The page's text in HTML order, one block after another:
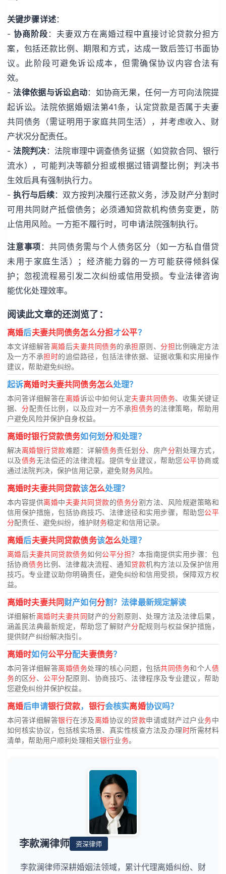
关键步骤详述：
-协商阶段 ：夫妻双方在离婚过程中直接讨论贷款分担方
案，包括还款比例、期限和方式，达成一致后签订书面协
议。此阶段可避免诉讼成本，但需确保协议内容合法有
效。
-法律依据与诉讼启动：如协商无果，任何一方可向法院提
起诉讼。法院依据婚姻法第41条，认定贷款是否属于夫妻
共同债务（需证明用于家庭共同生活），并考虑收入、财
产状况分配责任。
-法院判决 ：法院审理中调查债务证据（如贷款合同、银行
流水），可能判决等额分担或根据过错调整比例；判决书
生效后具有强制执行力。
-执行与后续：双方按判决履行还款义务，涉及财产分割时
可用共同财产抵偿债务；必须通知贷款机构债务变更，防
止信用风险。一方拒不履行时，可申请法院强制执行。
注意事项 ：共同债务需与个人债务区分（如一方私自借贷
未用于家庭生活）；经济能力弱的一方可能获得倾斜保
护；忽视流程易引发二次纠纷或信用受损。专业法律咨询
能优化处理效率。
阅读此文章的还浏览了：
离婚后夫妻共同债务怎么分担才公平？
本文详细解答离婚后夫妻共同债务的承担原则、分担比例确定方法
及一方不承担时的追偿路径，包括法律依据、证据收集和实用操作
建议，帮助避免纠纷。
起诉离婚时夫妻共同债务怎么处理？
本问答详细解答在离婚诉讼中如何认定夫妻共同债务、收集关键证
据、 分配责任比例，以及应对一方不承担债务的法律策略，帮助用
户避免风险并保护自身权益。
离婚时银行贷款债务如何划分和处理？
解决离婚银行贷款难题：详解债务责任划分、房产分割处理方式，
以及债务无法偿还的法律流程。提供专业建议，帮助您公平协商或
通过法院判决，保护信用记录，避免财务风险。
离婚时夫妻共同贷款该怎么处理？
本内容提供离婚中夫妻共同贷款的债务分割方法、风险规避策略和
信用保护措施，包括协商技巧、法律途径和实用步骤，帮助您公平
分配责任、避免纠纷，维护财务稳定和信用记录。
离婚后夫妻共同贷款债务该怎么处理？
离婚后夫妻共同贷款债务如何公平分担？本指南提供实用步骤：包
括协商债务比例、法律裁决流程、通知贷款机构方法以及保护信用
技巧。专业建议助你明确责任，避免纠纷和信用受损，保障双方权
益。
离婚时夫妻共同财产如何分割？法律最新规定解读
详细解析离婚时夫妻共同财产的分割原则、处理方法及法律后果，
涵盖民法典最新规定，帮助您了解财产分配规则与权益保护措施，
提供财产纠纷解决指引。
离婚时如何公平分配夫妻债务？
本问答详细解答离婚债务处理的核心问题，包括共同债务和个人债
务的区分、 公平分配原则、协商技巧、法律程序及专业建议，帮助
您避免纠纷并保护权益。
离婚后申请银行贷款， 银行会核实离婚协议吗？
本问答详细解答银行在涉及离婚协议的贷款申请或财产过户业务中
如何核实协议，包括核实场景、真实性核查方法及办理时所需材料
清单，帮助用户顺利处理相关银行业务。
李款澜律师 资深律师
李款澜律师深耕婚姻法领域，累计代理离婚纠纷、财